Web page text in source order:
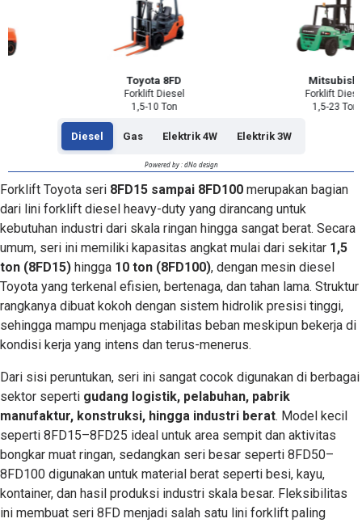
Toyota 8FD
Forklift Diesel
1,5-10 Ton
Mitsubishi
Forklift Diesel
1,5-23 Ton
Diesel Gas Elektrik 4W Elektrik 3W
Powered by : dNo design
Forklift Toyota seri 8FD15 sampai 8FD100 merupakan bagian
dari lini forklift diesel heavy-duty yang dirancang untuk
kebutuhan industri dari skala ringan hingga sangat berat. Secara
umum, seri ini memiliki kapasitas angkat mulai dari sekitar 1,5
ton (8FD15) hingga 10 ton (8FD100), dengan mesin diesel
Toyota yang terkenal efisien, bertenaga, dan tahan lama. Struktur
rangkanya dibuat kokoh dengan sistem hidrolik presisi tinggi,
sehingga mampu menjaga stabilitas beban meskipun bekerja di
kondisi kerja yang intens dan terus-menerus.
Dari sisi peruntukan, seri ini sangat cocok digunakan di berbagai
sektor seperti gudang logistik, pelabuhan, pabrik
manufaktur, konstruksi, hingga industri berat. Model kecil
seperti 8FD15–8FD25 ideal untuk area sempit dan aktivitas
bongkar muat ringan, sedangkan seri besar seperti 8FD50–
8FD100 digunakan untuk material berat seperti besi, kayu,
kontainer, dan hasil produksi industri skala besar. Fleksibilitas
ini membuat seri 8FD menjadi salah satu lini forklift paling